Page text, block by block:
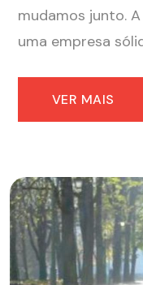
mudamos junto.
uma empresa
VER MAIS